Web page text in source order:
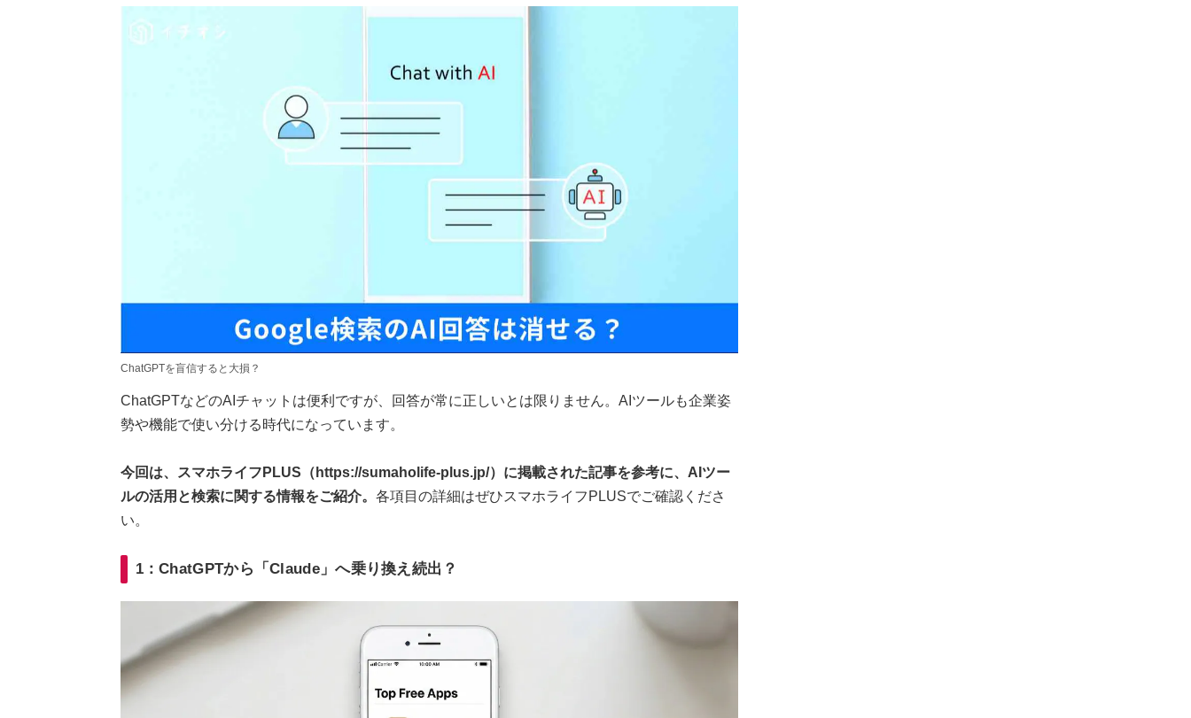
ChatGPTを盲信すると大損？
ChatGPTなどのAIチャットは便利ですが、回答が常に正しいとは限りません。AIツールも企業姿
勢や機能で使い分ける時代になっています。
今回は、スマホライフPLUS（https://sumaholife-plus.jp/）に掲載された記事を参考に、AIツー
ルの活用と検索に関する情報をご紹介。 各項目の詳細はぜひスマホライフPLUSでご確認くださ
い。
1：ChatGPTから「Claude」へ乗り換え続出？